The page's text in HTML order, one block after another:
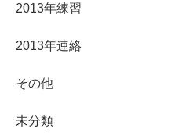
2013年練習
2013年連絡
その他
未分類